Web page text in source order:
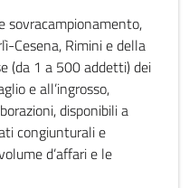
sovracampionamento,
Cesena, Rimini e della
(da 1 a 500 addetti) dei
e all’ingrosso,
disponibili a
congiunturali e
d’affari e le